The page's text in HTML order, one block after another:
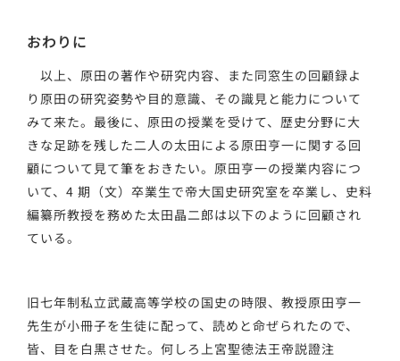
おわりに
以上、原田の著作や研究内容、また同窓生の回顧録よ
り原田の研究姿勢や目的意識、その識見と能力について
みて来た。最後に、原田の授業を受けて、歴史分野に大
きな足跡を残した二人の太田による原田亨一に関する回
顧について見て筆をおきたい。原田亨一の授業内容につ
いて、4 期（文）卒業生で帝大国史研究室を卒業し、史料
編纂所教授を務めた太田晶二郎は以下のように回顧され
ている。
旧七年制私立武蔵高等学校の国史の時限、教授原田亨一
先生が小冊子を生徒に配って、読めと命ぜられたので、
皆、目を白黒させた。何しろ上宮聖徳法王帝説證注